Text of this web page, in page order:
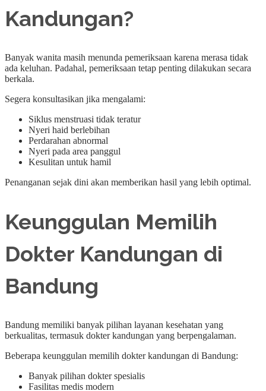
Kandungan?
Banyak wanita masih menunda pemeriksaan karena merasa tidak
ada keluhan. Padahal, pemeriksaan tetap penting dilakukan secara
berkala.
Segera konsultasikan jika mengalami:
Siklus menstruasi tidak teratur
Nyeri haid berlebihan
Perdarahan abnormal
Nyeri pada area panggul
Kesulitan untuk hamil
Penanganan sejak dini akan memberikan hasil yang lebih optimal.
Keunggulan Memilih
Dokter Kandungan di
Bandung
Bandung memiliki banyak pilihan layanan kesehatan yang
berkualitas, termasuk dokter kandungan yang berpengalaman.
Beberapa keunggulan memilih dokter kandungan di Bandung:
Banyak pilihan dokter spesialis
Fasilitas medis modern